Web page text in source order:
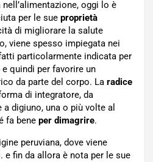
oggi lo è
per le sue proprietà
di migliorare la salute
viene spesso impiegata nei
particolarmente indicata per
e quindi per favorire un
da parte del corpo. La radice
di integratore, da
digiuno, una o più volte al
fa bene per dimagrire.
peruviana, dove viene
e fin da allora è nota per le sue